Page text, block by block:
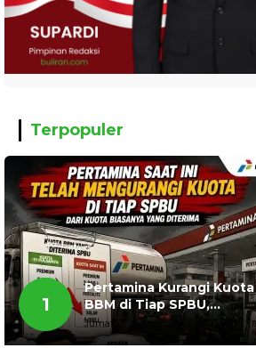
Terpopuler
1
Pertamina Kurangi Kuota
BBM di Tiap SPBU,
Masyarakat Bertanya ada
Apa
Jumat, 07 Agustus 2026, 11:03 WIB